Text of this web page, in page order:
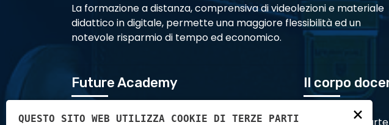
La formazione a distanza, comprensiva di videolezioni e materiale
didattico in digitale, permette una maggiore flessibilità ed un
notevole risparmio di tempo ed economico.
Future Academy Il corpo
×
QUESTO SITO WEB UTILIZZA COOKIE DI TERZE PARTI